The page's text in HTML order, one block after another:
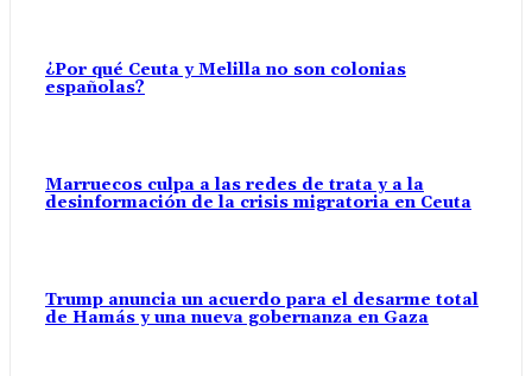
¿Por qué Ceuta y Melilla no son colonias
españolas?
Marruecos culpa a las redes de trata y a la
desinformación de la crisis migratoria en Ceuta
Trump anuncia un acuerdo para el desarme total
de Hamás y una nueva gobernanza en Gaza